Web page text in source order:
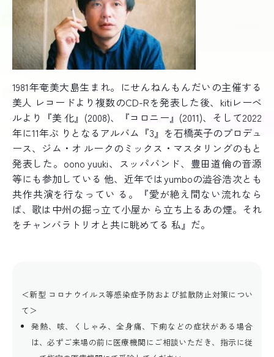
1981年奄美大島生まれ。にせんねんもんだいの主催する
美人 レコードより複数のCD-Rを発表した後、 kiti レーベ
ルより『美 化』 (2008)、『コロニー』 (2011)、そして2022
年に11年ぶ りとなるアルバム『3 』を石橋英子のプロデュ
ース、ジム・オ ルークのミックス・マスタリングのもと
発表した。 oono yuuki、スッパバンド、豊田道倫の音源
等にも参加している 他、近年ではyumboの澁谷浩次とも
共作共演を行なってい る。『愛が絶え間ない流れなら
ば、歌は中州の掘っ立て小屋か ら立ち上るあの煙。それ
をチャンバラトリオと共に眺めてる 私』だ。
＜新型 コロナウイルス等感染症予防および拡散防止対策につい
て＞
発熱、咳、くしゃみ、全身痛、下痢などの症状がある場合
は、必ずご来場の前に医療機関にご相談いただき、指示に従